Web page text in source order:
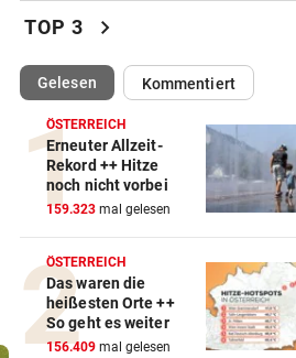
Freund: „Es war nicht leicht
mich, zu gehen“
GRÖDIG-PRÄSIDENT vor
„Die Favoritenrolle nehmen
nicht an!“
Wer auf die Fortsetzung der
Salzburg-Partie pochte
GROSSEINSATZ NACH FUND vor
TOP 3 chevron_right
Gelesen(ausgewählt)Kommentiert
ÖSTERREICH
Erneuter Allzeit-
Rekord ++ Hitze
noch nicht vorbei
159.323 mal gelesen
ÖSTERREICH
Das waren die
heißesten Orte ++
So geht es weiter
156.409 mal gelesen